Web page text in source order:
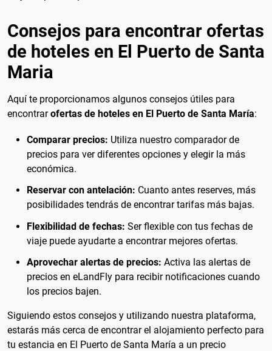
Consejos para encontrar ofertas
de hoteles en El Puerto de Santa
Maria
Aquí te proporcionamos algunos consejos útiles para
encontrarofertas de hoteles en El Puerto de Santa María:
Comparar precios: Utiliza nuestro comparador de
precios para ver diferentes opciones y elegir la más
económica.
Reservar con antelación: Cuanto antes reserves, más
posibilidades tendrás de encontrar tarifas más bajas.
Flexibilidad de fechas: Ser flexible con tus fechas de
viaje puede ayudarte a encontrar mejores ofertas.
Aprovechar alertas de precios: Activa las alertas de
precios en eLandFly para recibir notificaciones cuando
los precios bajen.
Siguiendo estos consejos y utilizando nuestra plataforma,
estarás más cerca de encontrar el alojamiento perfecto para
tu estancia en El Puerto de Santa María a un precio